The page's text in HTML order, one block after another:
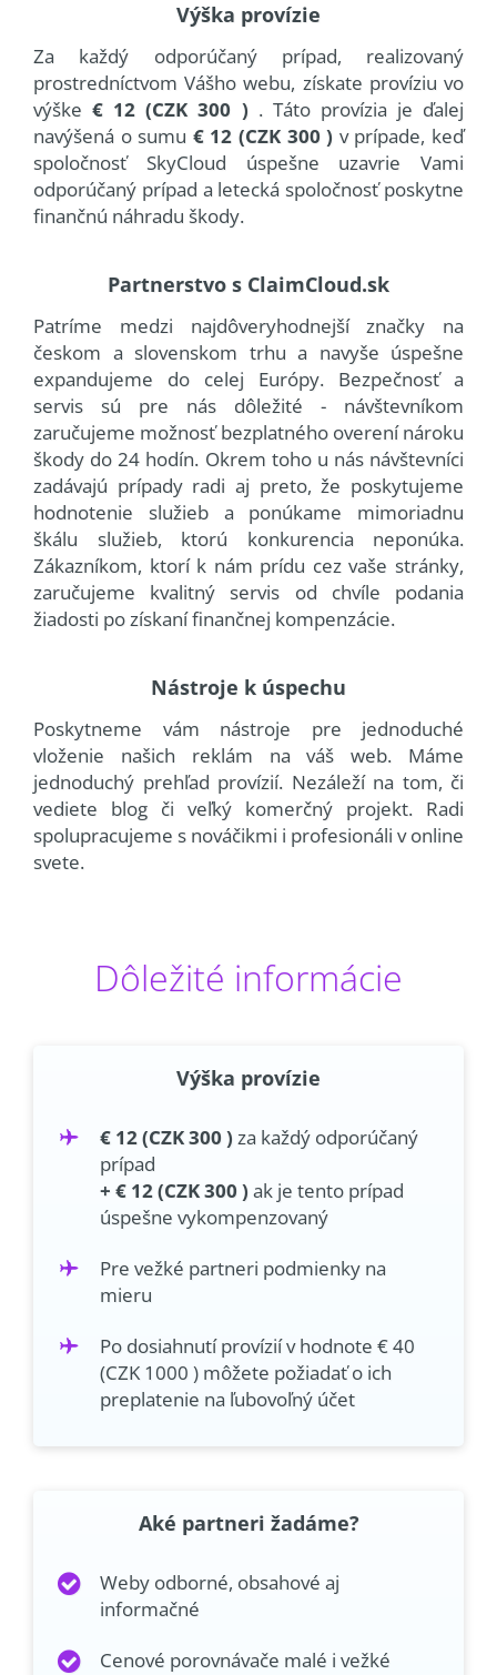
Výška provízie
Za každý odporúčaný prípad, realizovaný
prostredníctvom Vášho webu, získate províziu vo
výške€ 12 (CZK 300 ) . Táto provízia je ďalej
navýšená o sumu € 12 (CZK 300 ) v prípade, keď
spoločnosť SkyCloud úspešne uzavrie Vami
odporúčaný prípad a letecká spoločnosť poskytne
finančnú náhradu škody.
Partnerstvo s ClaimCloud.sk
Patríme medzi najdôveryhodnejší značky na
českom a slovenskom trhu a navyše úspešne
expandujeme do celej Európy. Bezpečnosť a
servis sú pre nás dôležité - návštevníkom
zaručujeme možnosť bezplatného overení nároku
škody do 24 hodín. Okrem toho u nás návštevníci
zadávajú prípady radi aj preto, že poskytujeme
hodnotenie služieb a ponúkame mimoriadnu
škálu služieb, ktorú konkurencia neponúka.
Zákazníkom, ktorí k nám prídu cez vaše stránky,
zaručujeme kvalitný servis od chvíle podania
žiadosti po získaní finančnej kompenzácie.
Nástroje k úspechu
Poskytneme vám nástroje pre jednoduché
vloženie našich reklám na váš web. Máme
jednoduchý prehľad provízií. Nezáleží na tom, či
vediete blog či veľký komerčný projekt. Radi
spolupracujeme s nováčikmi i profesionáli v online
svete.
Dôležité informácie
Výška provízie
€ 12 (CZK 300 ) za každý odporúčaný
prípad
+ € 12 (CZK 300 ) ak je tento prípad
úspešne vykompenzovaný
Pre vežké partneri podmienky na
mieru
Po dosiahnutí provízií v hodnote € 40
(CZK 1000 ) môžete požiadať o ich
preplatenie na ľubovoľný účet
Aké partneri žadáme?
Weby odborné, obsahové aj
informačné
Cenové porovnávače malé i vežké